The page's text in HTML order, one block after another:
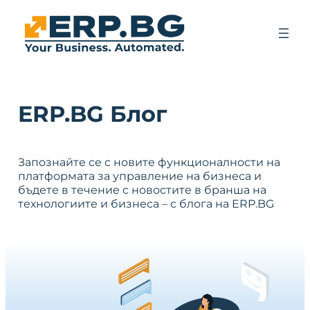
ERP.BG Блог
Запознайте се с новите функционалности на
платформата за управление на бизнеса и
бъдете в течение с новостите в бранша на
технологиите и бизнеса – с блога на ERP.BG